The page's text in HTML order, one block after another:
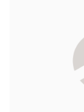
Vaikuttava aine